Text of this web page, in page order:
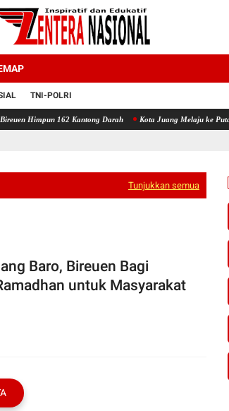
TNI-POLRI
Kantong Darah Kota Juang Melaju ke Putaran Kedua Voli
Tunjukkan semua
Baro, Bireuen Bagi
untuk Masyarakat